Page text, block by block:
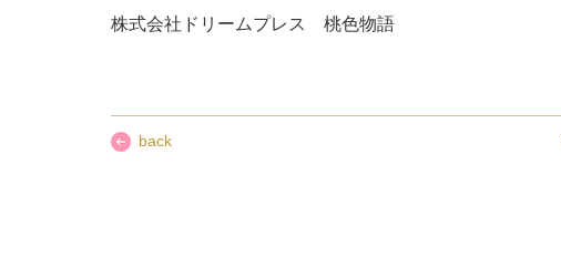
株式会社ドリームプレス 桃色物語
back